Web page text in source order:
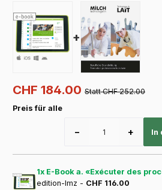
+
CHF 184.00 Statt CHF 252.00
Preis für alle
− + In
1x E-Book a. «Exécuter des
edition-lmz - CHF 116.00